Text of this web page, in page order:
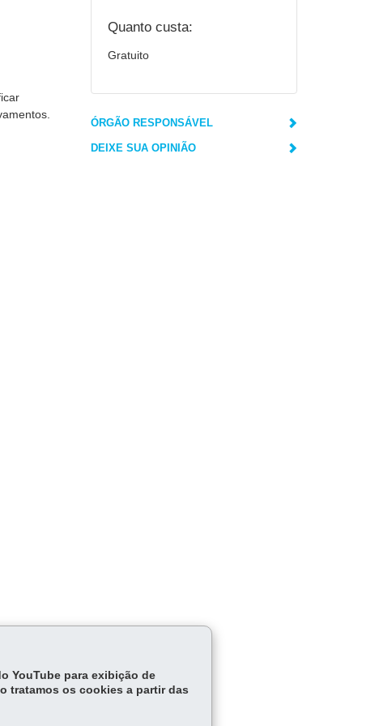
Quanto custa:
Gratuito
ÓRGÃO RESPONSÁVEL
DEIXE SUA OPINIÃO
YouTube para exibição de
tratamos os cookies a partir das